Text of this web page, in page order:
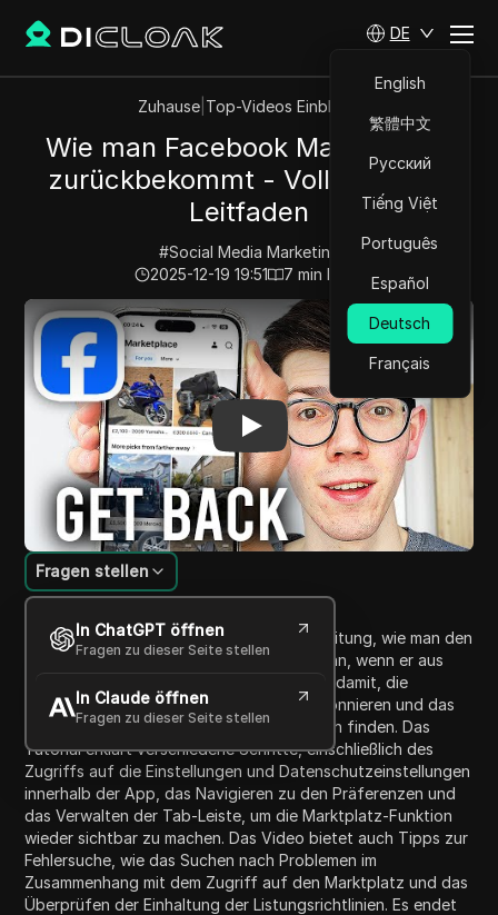
DE
English
繁體中文
Русский
Tiếng Việt
Português
Español
Deutsch
Français
Zuhause Top-Videos Einblicke
Wie man Facebook Marketplace
zurückbekommt - Vollständiger
Leitfaden
#Social Media Marketing
2025-12-19 19:51
7 min lesen
Play Video:Wie man Facebook Marketplace
Inhaltsübersicht
Fragen stellen
In ChatGPT öffnen
Fragen zu dieser Seite stellen
In Claude öffnen
Fragen zu dieser Seite stellen
Dieses Video bietet eine umfassende Anleitung, wie man den
Facebook-Marktplatz wiederherstellen kann, wenn er aus
Ihrem Konto verschwunden ist. Es beginnt damit, die
Zuschauer zu ermutigen, den Kanal zu abonnieren und das
Video zu liken, wenn sie die Inhalte hilfreich finden. Das
Tutorial erklärt verschiedene Schritte, einschließlich des
Zugriffs auf die Einstellungen und Datenschutzeinstellungen
innerhalb der App, das Navigieren zu den Präferenzen und
das Verwalten der Tab-Leiste, um die Marktplatz-Funktion
wieder sichtbar zu machen. Das Video bietet auch Tipps zur
Fehlersuche, wie das Suchen nach Problemen im
Zusammenhang mit dem Zugriff auf den Marktplatz und das
Überprüfen der Einhaltung der Listungsrichtlinien. Es endet